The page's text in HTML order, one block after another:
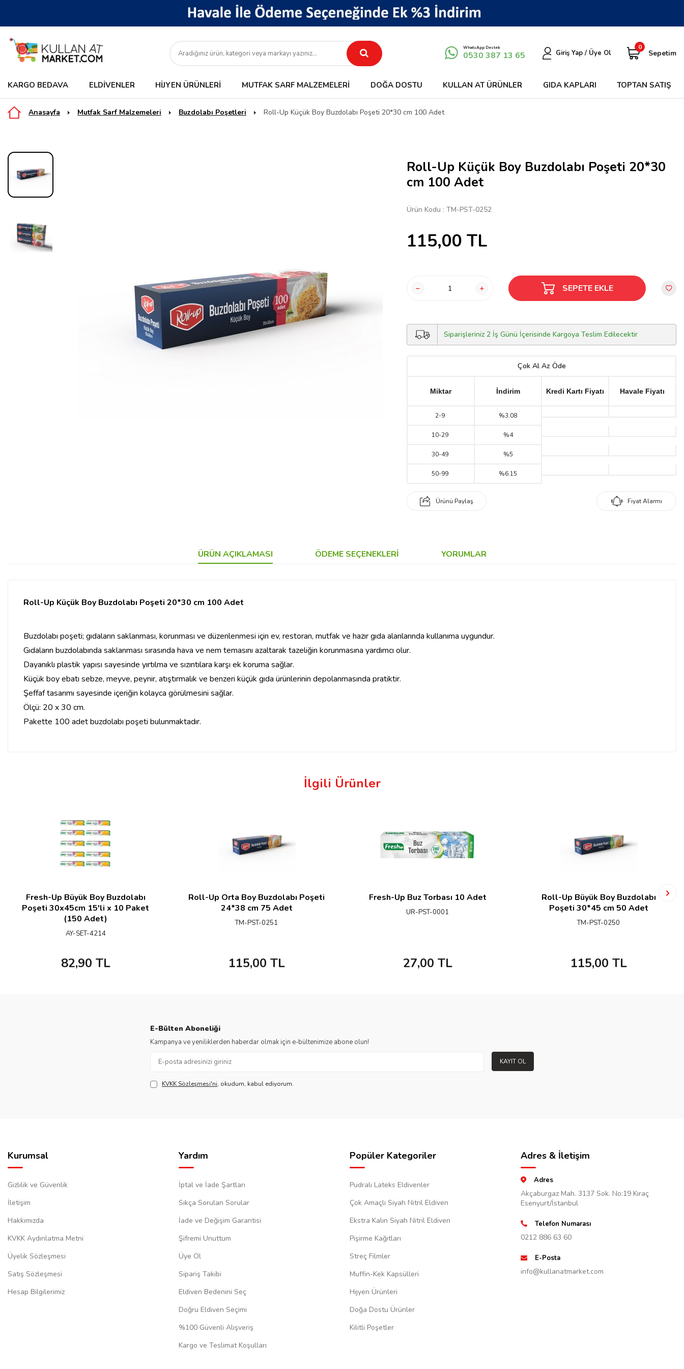
WhatsApp Destek
0530 387 13 65 Giriş Yap / Üye Ol
0
Sepetim
KARGO BEDAVA ELDIVENLER HIJYEN ÜRÜNLERI MUTFAK SARF MALZEMELERI DOĞA DOSTU KULLAN AT ÜRÜNLER GIDA KAPLARI TOPTAN SATIŞ
Anasayfa Mutfak Sarf Malzemeleri Buzdolabı Poşetleri Roll-Up Küçük Boy Buzdolabı Poşeti 20*30 cm 100 Adet
Roll-Up Küçük Boy Buzdolabı Poşeti 20*30
cm 100 Adet
Ürün Kodu : TM-PST-0252
115,00 TL
SEPETE EKLE
Siparişleriniz 2 İş Günü İçerisinde Kargoya Teslim Edilecektir
Çok Al Az Öde
Miktar İndirim Kredi Kartı Fiyatı Havale Fiyatı
2-9 %3.08
10-29 %4
30-49 %5
50-99 %6.15
Ürünü Paylaş Fiyat Alarmı
ÜRÜN AÇIKLAMASI ÖDEME SEÇENEKLERI YORUMLAR
Roll-Up Küçük Boy Buzdolabı Poşeti 20*30 cm 100 Adet
Buzdolabı poşeti; gıdaların saklanması, korunması ve düzenlenmesi için ev, restoran, mutfak ve hazır gıda alanlarında kullanıma uygundur.
Gıdaların buzdolabında saklanması sırasında hava ve nem temasını azaltarak tazeliğin korunmasına yardımcı olur.
Dayanıklı plastik yapısı sayesinde yırtılma ve sızıntılara karşı ek koruma sağlar.
Küçük boy ebatı sebze, meyve, peynir, atıştırmalık ve benzeri küçük gıda ürünlerinin depolanmasında pratiktir.
Şeffaf tasarımı sayesinde içeriğin kolayca görülmesini sağlar.
Ölçü: 20 x 30 cm.
Pakette 100 adet buzdolabı poşeti bulunmaktadır.
İlgili Ürünler
Fresh-Up Büyük Boy Buzdolabı
Poşeti 30x45cm 15'li x 10 Paket
(150 Adet)
AY-SET-4214
82,90 TL
Roll-Up Orta Boy Buzdolabı Poşeti
24*38 cm 75 Adet
TM-PST-0251
115,00 TL
Fresh-Up Buz Torbası 10 Adet
UR-PST-0001
27,00 TL
Roll-Up Büyük Boy Buzdolabı
Poşeti 30*45 cm 50 Adet
TM-PST-0250
115,00 TL
E-Bülten Aboneliği
Kampanya ve yeniliklerden haberdar olmak için e-bültenimize abone olun!
KAYIT OL
KVKK Sözleşmesi'ni, okudum, kabul ediyorum.
Kurumsal
Gizlilik ve Güvenlik
İletişim
Hakkımızda
KVKK Aydınlatma Metni
Üyelik Sözleşmesi
Satış Sözleşmesi
Hesap Bilgilerimiz
Yardım
İptal ve İade Şartları
Sıkça Sorulan Sorular
İade ve Değişim Garantisi
Şifremi Unuttum
Üye Ol
Sipariş Takibi
Eldiven Bedenini Seç
Doğru Eldiven Seçimi
%100 Güvenli Alışveriş
Kargo ve Teslimat Koşulları
Popüler Kategoriler
Pudralı Lateks Eldivenler
Çok Amaçlı Siyah Nitril Eldiven
Ekstra Kalın Siyah Nitril Eldiven
Pişirme Kağıtları
Streç Filmler
Muffin-Kek Kapsülleri
Hijyen Ürünleri
Doğa Dostu Ürünler
Kilitli Poşetler
Adres & İletişim
Adres
Akçaburgaz Mah. 3137 Sok. No:19 Kıraç
Esenyurt/İstanbul
Telefon Numarası
0212 886 63 60
E-Posta
info@kullanatmarket.com